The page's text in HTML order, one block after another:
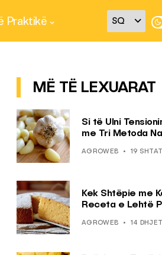
Praktikë
MË TË LEXUARAT
Si të Ulni
me Tri Metoda
AGROWEB 19
Kek Shtëpie me
Receta e Lehtë
AGROWEB 14